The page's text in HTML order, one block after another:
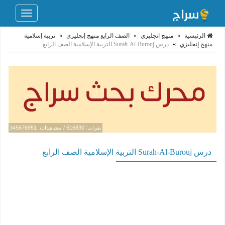
Toggle
الرئيسية » منهج انجليزي » الصف الرابع منهج إنجليزي » تربية إسلامية
منهج إنجليزي » درس Surah-Al-Burouj التربية الإسلامية الصف الرابع
نقرات: 616830 / مشاهدات: 345676951
درس Surah-Al-Burouj التربية الإسلامية الصف الرابع